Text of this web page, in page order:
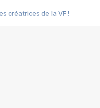
créatrices de la VF !